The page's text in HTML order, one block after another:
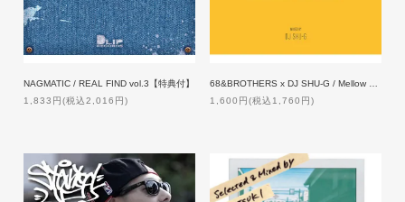
NAGMATIC / REAL FIND vol.3【特典付】
1,833円(税込2,016円)
1,600円(税込1,760円)